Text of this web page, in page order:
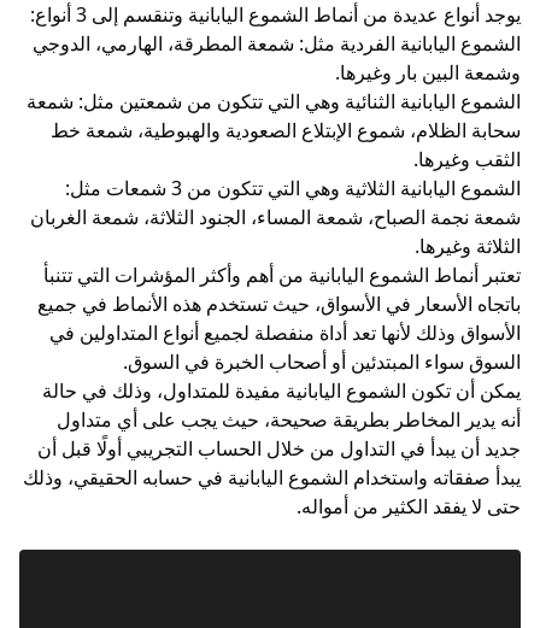
يوجد أنواع عديدة من أنماط الشموع اليابانية وتنقسم إلى 3 أنواع:
الشموع اليابانية الفردية مثل: شمعة المطرقة، الهارمي، الدوجي
وشمعة البين بار وغيرها.
الشموع اليابانية الثنائية وهي التي تتكون من شمعتين مثل: شمعة
سحابة الظلام، شموع الإبتلاع الصعودية والهبوطية، شمعة خط
الثقب وغيرها.
الشموع اليابانية الثلاثية وهي التي تتكون من 3 شمعات مثل:
شمعة نجمة الصباح، شمعة المساء، الجنود الثلاثة، شمعة الغربان
الثلاثة وغيرها.
تعتبر أنماط الشموع اليابانية من أهم وأكثر المؤشرات التي تتنبأ
باتجاه الأسعار في الأسواق، حيث تستخدم هذه الأنماط في جميع
الأسواق وذلك لأنها تعد أداة منفصلة لجميع أنواع المتداولين في
السوق سواء المبتدئين أو أصحاب الخبرة في السوق.
يمكن أن تكون الشموع اليابانية مفيدة للمتداول، وذلك في حالة
أنه يدير المخاطر بطريقة صحيحة، حيث يجب على أي متداول
جديد أن يبدأ في التداول من خلال الحساب التجريبي أولًا قبل أن
يبدأ صفقاته واستخدام الشموع اليابانية في حسابه الحقيقي، وذلك
حتى لا يفقد الكثير من أمواله.